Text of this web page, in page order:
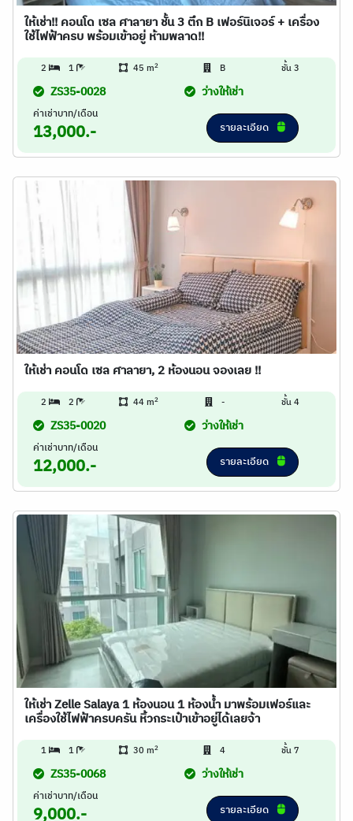
ให้เช่า!! คอนโด เซล ศาลายา ชั้น 3 ตึก B เฟอร์นิเจอร์ + เครื่อง
ใช้ไฟฟ้าครบ พร้อมเข้าอยู่ ห้ามพลาด!!
2 1 45 m2 B ชั้น 3
ZS35-0028 ว่างให้เช่า
ค่าเช่าบาท/เดือน
13,000.- รายละเอียด
ให้เช่า คอนโด เซล ศาลายา, 2 ห้องนอน จองเลย !!
2 2 44 m2 - ชั้น 4
ZS35-0020 ว่างให้เช่า
ค่าเช่าบาท/เดือน
12,000.- รายละเอียด
ให้เช่า Zelle Salaya 1 ห้องนอน 1 ห้องน้ำ มาพร้อมเฟอร์และ
เครื่องใช้ไฟฟ้าครบครัน หิ้วกระเป๋าเข้าอยู่ได้เลยจ้า
1 1 30 m2 4 ชั้น 7
ZS35-0068 ว่างให้เช่า
ค่าเช่าบาท/เดือน
9,000.- รายละเอียด